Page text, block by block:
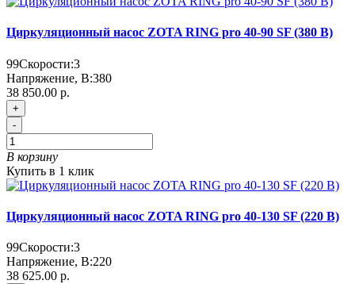
Циркуляционный насос ZOTA RING pro 40-90 SF (380 В)
99Скорости:3
Напряжение, В:380
38 850.00 р.
+
-
В корзину
Купить в 1 клик
Циркуляционный насос ZOTA RING pro 40-130 SF (220 В)
99Скорости:3
Напряжение, В:220
38 625.00 р.